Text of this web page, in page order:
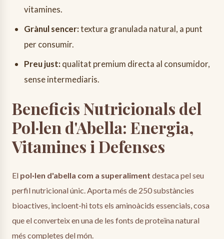
vitamines.
Grànul sencer:textura granulada natural, a punt
per consumir.
Preu just: qualitat premium directa al consumidor,
sense intermediaris.
Beneficis Nutricionals del
Pol·len d'Abella: Energia,
Vitamines i Defenses
El pol·len d'abella com a superaliment destaca pel seu
perfil nutricional únic. Aporta més de 250 substàncies
bioactives, incloent-hi tots els aminoàcids essencials, cosa
que el converteix en una de les fonts de proteïna natural
més completes del món.